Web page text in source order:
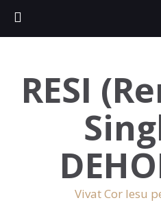
RESI
Vivat Cor Iesu